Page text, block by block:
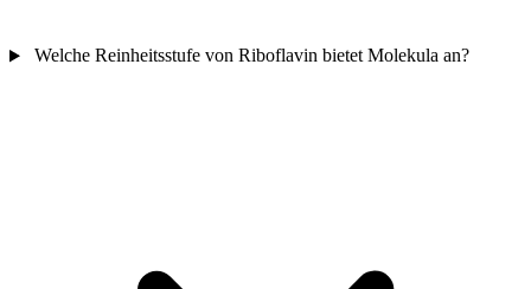
Welche Reinheitsstufe von Riboflavin bietet Molekula an?